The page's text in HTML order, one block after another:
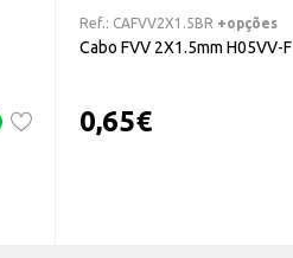
Ref.: CAFVV2X1.5BR +opções
Cabo FVV 2X1.5mm H05VV-F
0,65€